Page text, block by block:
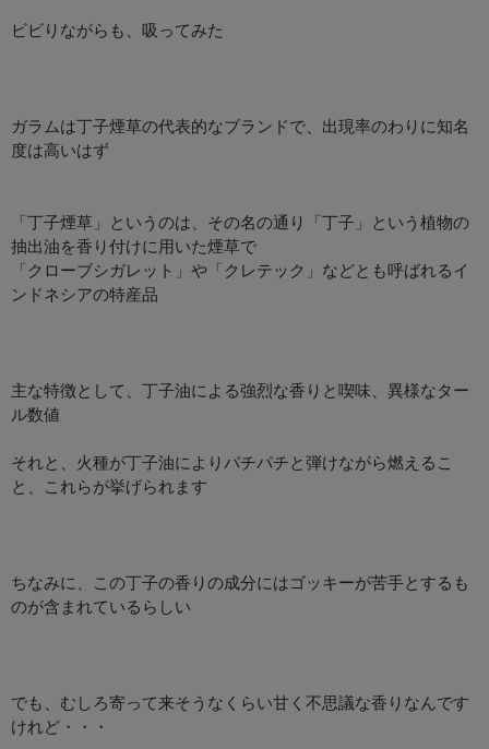
ビビりながらも、吸ってみた
ガラムは丁子煙草の代表的なブランドで、出現率のわりに知名
度は高いはず
「丁子煙草」というのは、その名の通り「丁子」という植物の
抽出油を香り付けに用いた煙草で
「クローブシガレット」や「クレテック」などとも呼ばれるイ
ンドネシアの特産品
主な特徴として、丁子油による強烈な香りと喫味、異様なター
ル数値
それと、火種が丁子油によりパチパチと弾けながら燃えるこ
と、これらが挙げられます
ちなみに、この丁子の香りの成分にはゴッキーが苦手とするも
のが含まれているらしい
でも、むしろ寄って来そうなくらい甘く不思議な香りなんです
けれど・・・